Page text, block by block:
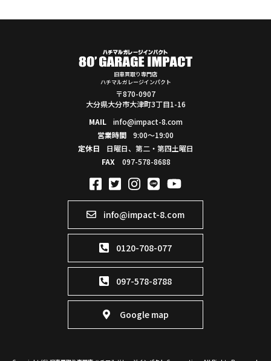
旧車買取り専門店
ハチマルガレージインパクト
〒870-0907
大分県大分市大津町3丁目1-16
MAIL
info@impact-8.com
営業時間
9:00～19:00
定休日
日曜日、第二・第四土曜日
FAX
097-578-8688
info@impact-8.com
0120-708-077
097-578-8788
Google map